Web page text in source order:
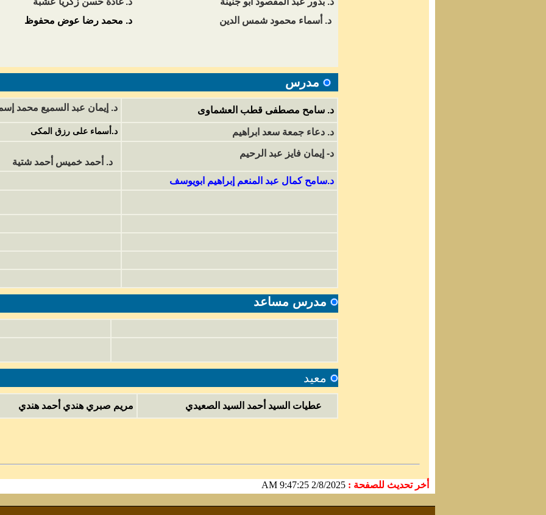
د. محمد رضا عوض محفوظ
د. أسماء محمود شمس الدين
مدرس
د. إيمان عبد السميع محمد د. سامح مصطفى قطب العشماوى
د.أسماء على رزق المكى د. دعاء جمعة سعد ابراهيم
د. أحمد خميس أحمد شتية
د- إيمان فايز عبد الرحيم
د.سامح كمال عبد المنعم إبراهيم ابويوسف
مدرس مساعد
معيد
مريم صبري هندي أحمد هندي عطيات السيد أحمد السيد الصعيدي
أخر تحديث للصفحة : 2/8/2025 9:47:25 AM